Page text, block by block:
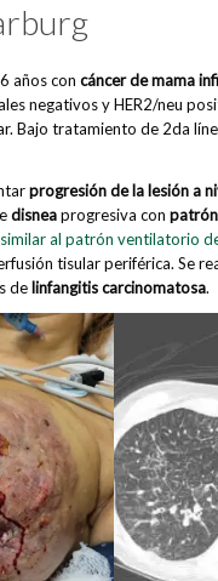
años con cáncer de mama
negativos y HER2/neu
Bajo tratamiento de 2da
progresión de la lesión a
disneaprogresiva con
similar al patrón ventilatorio
tisular periférica. Se
de linfangitis carcinomatosa.